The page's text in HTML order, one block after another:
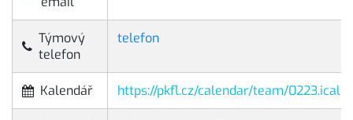
Týmový
telefon
telefon
Kalendář https://pkfl.cz/calendar/team/0223.ical